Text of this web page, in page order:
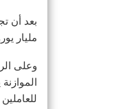
مليار يورو (63.12 مليار دولار) في موازنة 2025 عبر خفض
وعلى